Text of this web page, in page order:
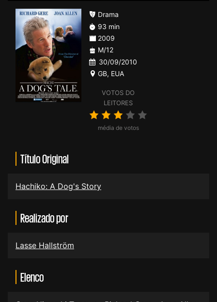
VOTOS DO
LEITORES
média de votos
Drama
93 min
2009
M/12
30/09/2010
GB, EUA
Título Original
Hachiko: A Dog's Story
Realizado por
Lasse Hallström
Elenco